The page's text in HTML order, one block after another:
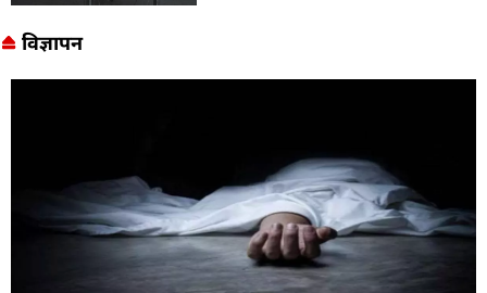
विज्ञापन